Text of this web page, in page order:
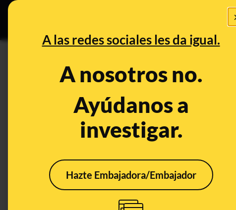
A las redes sociales les da igual.
A nosotros no.
Ayúdanos a
investigar.
Hazte Embajadora/Embajador
Especial Ceuta
El PSOE no votó en 1931 en
partido aportó más de la mitad
Nov 19, 2019, 8:13:00 AM